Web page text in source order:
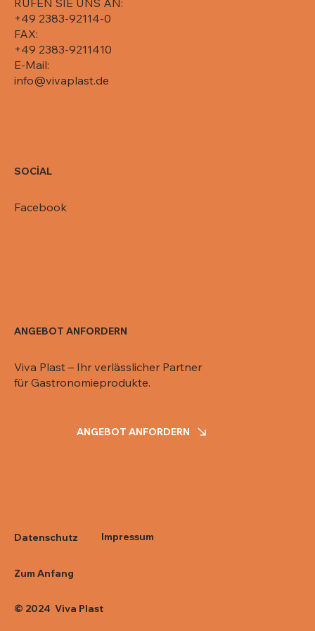
+49 2383-92114-0
FAX:
+49 2383-9211410
E-Mail:
info@vivaplast.de
SOCİAL
Facebook
ANGEBOT ANFORDERN
Viva Plast – Ihr verlässlicher Partner
für Gastronomieprodukte.
ANGEBOT ANFORDERN
Datenschutz
Zum Anfang
© 2024 Viva Plast
Impressum